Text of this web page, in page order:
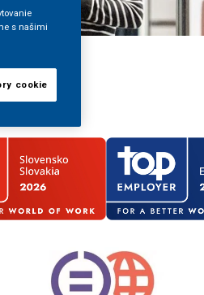
s našimi
cookie